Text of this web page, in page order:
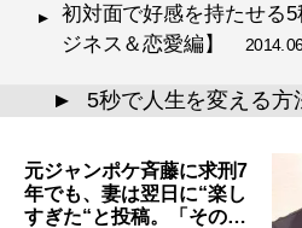
初対面で好感を持たせる
ジネス＆恋愛編】
▲ 5秒で人生を変える方
元ジャンポケ斉藤に求刑7
年でも、妻は翌日に“楽し
すぎた“と投稿。「その…